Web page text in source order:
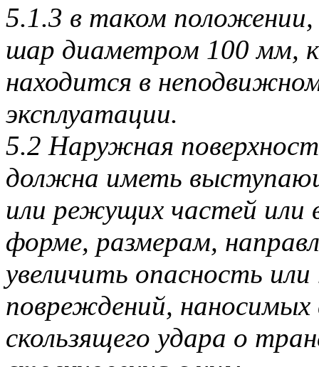
5.1.3 в таком
шар диаметром 100 мм,
находится в
эксплуатации.
5.2 Наружная
должна иметь
или режущих частей или
форме, размерам,
увеличить опасность
повреждений, наносимых
скользящего удара о